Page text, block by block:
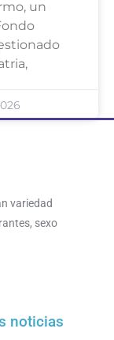
un
variedad
sexo
noticias